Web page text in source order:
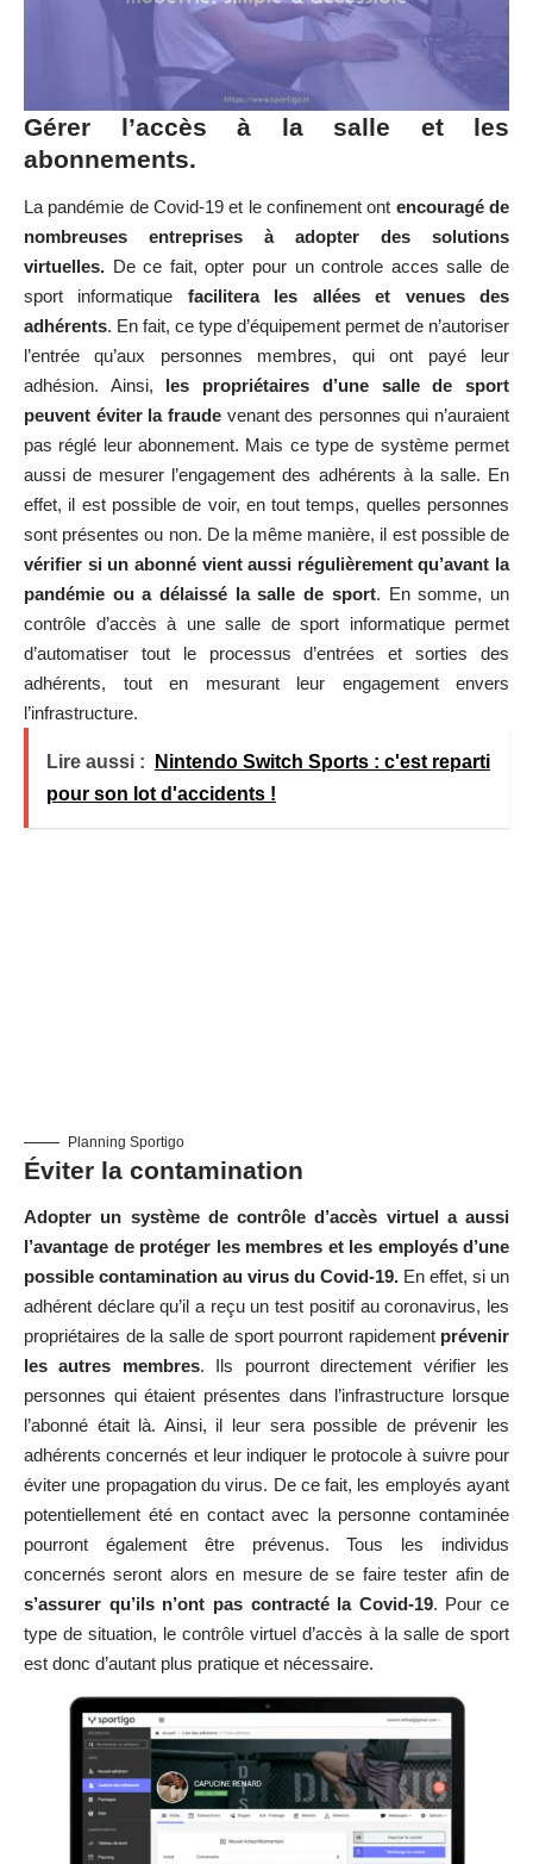
Gérer l’accès à la salle et les
abonnements.
La pandémie de Covid-19 et le confinement ont encouragé de
nombreuses entreprises à adopter des solutions
virtuelles. De ce fait, opter pour uncontrole acces salle de
sport informatique facilitera les allées et venues des
adhérents. En fait, ce type d’équipement permet de n’autoriser
l’entrée qu’aux personnes membres, qui ont payé leur
adhésion. Ainsi, les propriétaires d’une salle de sport
peuvent éviter la fraudevenant des personnes qui n’auraient
pas réglé leur abonnement. Mais ce type de système permet
aussi de mesurer l’engagement des adhérents à la salle. En
effet, il est possible de voir, en tout temps, quelles personnes
sont présentes ou non. De la même manière, il est possible de
vérifier si un abonné vient aussi régulièrement qu’avant la
pandémie ou a délaissé la salle de sport. En somme, un
contrôle d’accès à une salle de sport informatique permet
d’automatiser tout le processus d’entrées et sorties des
adhérents, tout en mesurant leur engagement envers
l’infrastructure.
Lire aussi :
Nintendo Switch Sports : c'est reparti
pour son lot d'accidents !
Planning Sportigo
Éviter la contamination
Adopter un système de contrôle d’accès virtuel a aussi
l’avantage de protéger les membres et les employés d’une
possible contamination au virus du Covid-19. En effet, si un
adhérent déclare qu’il a reçu un test positif au coronavirus, les
propriétaires de la salle de sport pourront rapidement prévenir
les autres membres. Ils pourront directement vérifier les
personnes qui étaient présentes dans l’infrastructure lorsque
l’abonné était là. Ainsi, il leur sera possible de prévenir les
adhérents concernés et leur indiquer le protocole à suivre pour
éviter une propagation du virus. De ce fait, les employés ayant
potentiellement été en contact avec la personne contaminée
pourront également être prévenus. Tous les individus
concernés seront alors en mesure de se faire tester afin de
s’assurer qu’ils n’ont pas contracté la Covid-19. Pour ce
type de situation, le contrôle virtuel d’accès à la salle de sport
est donc d’autant plus pratique et nécessaire.